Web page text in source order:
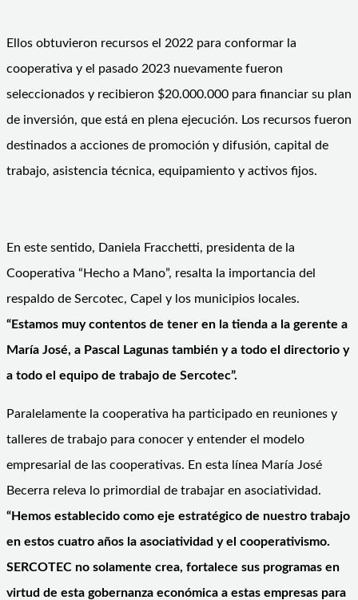
Ellos obtuvieron recursos el 2022 para conformar la
cooperativa y el pasado 2023 nuevamente fueron
seleccionados y recibieron $20.000.000 para financiar su plan
de inversión, que está en plena ejecución. Los recursos fueron
destinados a acciones de promoción y difusión, capital de
trabajo, asistencia técnica, equipamiento y activos fijos.
En este sentido, Daniela Fracchetti, presidenta de la
Cooperativa “Hecho a Mano”, resalta la importancia del
respaldo de Sercotec, Capel y los municipios locales.
“Estamos muy contentos de tener en la tienda a la gerente a
María José, a Pascal Lagunas también y a todo el directorio y
a todo el equipo de trabajo de Sercotec”.
Paralelamente la cooperativa ha participado en reuniones y
talleres de trabajo para conocer y entender el modelo
empresarial de las cooperativas. En esta línea María José
Becerra releva lo primordial de trabajar en asociatividad.
“Hemos establecido como eje estratégico de nuestro trabajo
en estos cuatro años la asociatividad y el cooperativismo.
SERCOTEC no solamente crea, fortalece sus programas en
virtud de esta gobernanza económica a estas empresas para